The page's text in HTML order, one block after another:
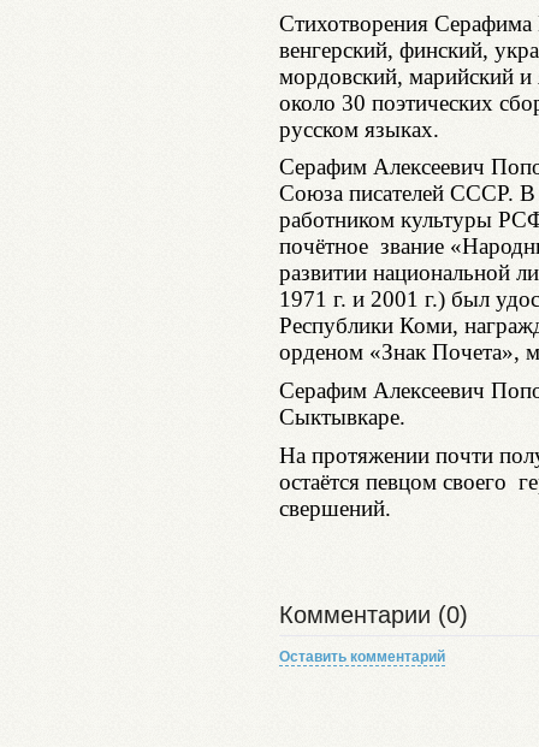
Стихотворения Серафима
венгерский, финский,
мордовский, марийский
около 30 поэтических
русском языках.
Серафим Алексеевич
Союза писателей СССР. В
работником культуры
почётное звание
развитии национальной
1971 г. и 2001 г.) был
Республики Коми,
орденом «Знак Почета»,
Серафим Алексеевич
Сыктывкаре.
На протяжении почти
остаётся певцом своего
свершений.
Комментарии (0)
Оставить комментарий